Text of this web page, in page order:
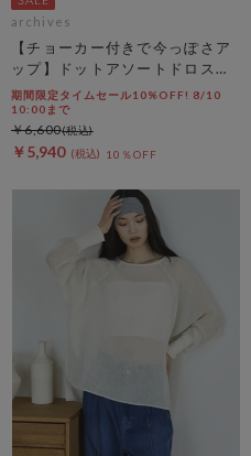
archives
【チョーカー付きで今っぽさア
ップ】ドットアソートドロスト
キャミチュニック
期間限定タイムセール10%OFF! 8/10
10:00まで
￥5,940 10％OFF
￥6,600